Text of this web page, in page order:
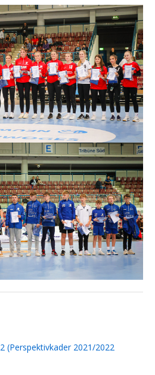
(Perspektivkader 2021/2022